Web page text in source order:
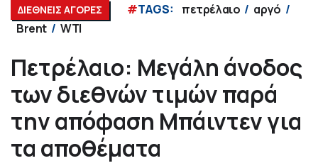
ΔΙΕΘΝΕΙΣ ΑΓΟΡΕΣ #TAGS: πετρέλαιο
αργό
Brent
WTI
Πετρέλαιο: Μεγάλη άνοδος
των διεθνών τιμών παρά
την απόφαση Μπάιντεν για
τα αποθέματα